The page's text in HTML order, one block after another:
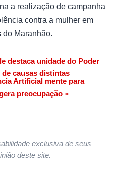
a realização de campanha
contra a mulher em
do Maranhão.
destaca unidade do Poder
causas distintas
Artificial mente para
preocupação »
exclusiva de seus
deste site.